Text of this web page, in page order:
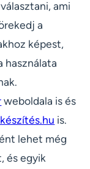
ami
a
képest,
használata
weboldala is és
is.
lehet még
és egyik